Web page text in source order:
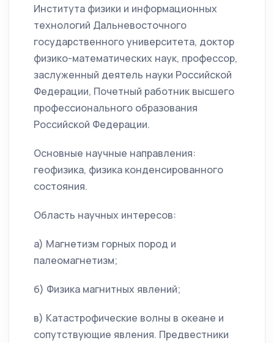
Института физики и информационных
технологий Дальневосточного
государственного университета, доктор
физико-математических наук, профессор,
заслуженный деятель науки Российской
Федерации, Почетный работник высшего
профессионального образования
Российской Федерации.
Основные научные направления:
геофизика, физика конденсированного
состояния.
Область научных интересов:
а) Магнетизм горных пород и
палеомагнетизм;
б) Физика магнитных явлений;
в) Катастрофические волны в океане и
сопутствующие явления. Предвестники